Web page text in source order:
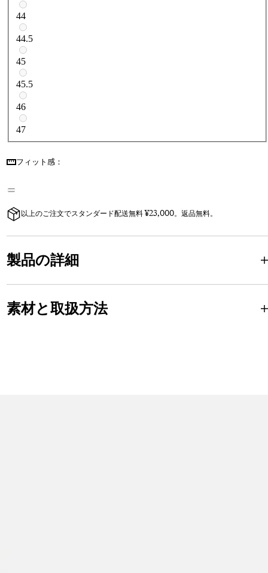
44
44.5
45
45.5
46
47
フィット感：
以上のご注文でスタンダード配送無料 ¥23,000。返品無料。
製品の詳細
素材と取扱方法